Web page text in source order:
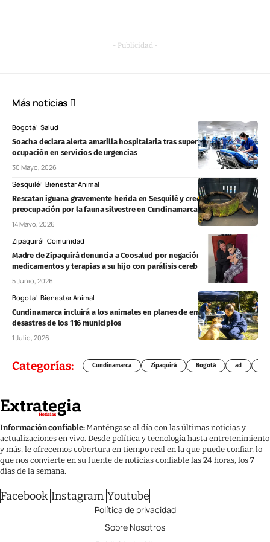
- Publicidad -
Más noticias
Bogotá Salud
Soacha declara alerta amarilla hospitalaria tras superar el 200 % de
ocupación en servicios de urgencias
30 Mayo, 2026
Sesquilé Bienestar Animal
Rescatan iguana gravemente herida en Sesquilé y crece la
preocupación por la fauna silvestre en Cundinamarca
14 Mayo, 2026
Zipaquirá Comunidad
Madre de Zipaquirá denuncia a Coosalud por negación de
medicamentos y terapias a su hijo con parálisis cerebral
5 Junio, 2026
Bogotá Bienestar Animal
Cundinamarca incluirá a los animales en planes de emergencia y
desastres de los 116 municipios
1 Julio, 2026
Categorías: Cundinamarca Zipaquirá Bogotá ad
Información confiable:Manténgase al día con las últimas noticias y
actualizaciones en vivo. Desde política y tecnología hasta entretenimiento
y más, le ofrecemos cobertura en tiempo real en la que puede confiar, lo
que nos convierte en su fuente de noticias confiable las 24 horas, los 7
días de la semana.
Facebook Instagram Youtube
Política de privacidad
Sobre Nosotros